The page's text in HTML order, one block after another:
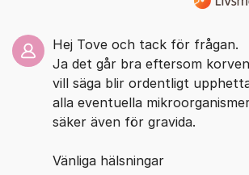
Hej Tove och tack för frågan.
Ja det går bra eftersom
vill säga blir ordentligt
alla eventuella
säker även för gravida.
Vänliga hälsningar